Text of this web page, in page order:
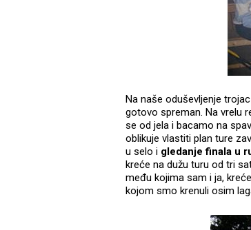
Na naše oduševljenje
gotovo spreman. Na vrelu
se od jela i bacamo na
oblikuje vlastiti plan ture
u selo i gledanje finala u
kreće na dužu turu od tri
među kojima sam i ja,
kojom smo krenuli osim